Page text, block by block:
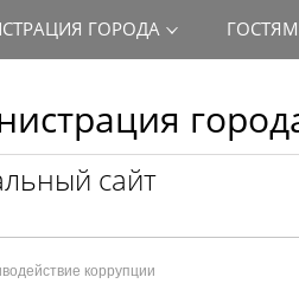
сайт
ГОРОДА
коррупции